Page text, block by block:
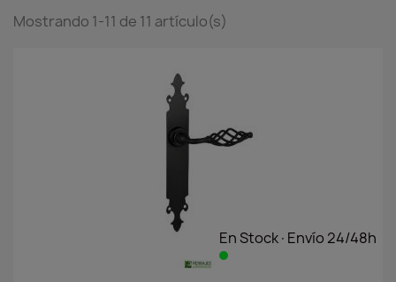
Mostrando 1-11 de 11 artículo(s)
En Stock·Envío 24/48h